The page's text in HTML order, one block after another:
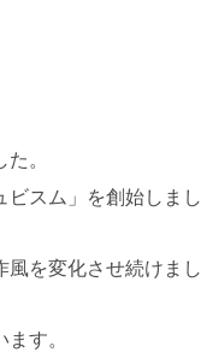
。
ビスム」を創始しまし
風を変化させ続けまし
す。